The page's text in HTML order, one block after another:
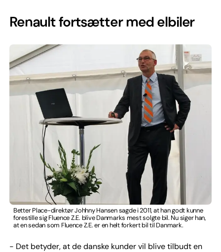
Renault fortsætter med elbiler
Better Place-direktør Johhny Hansen sagde i 2011, at han godt kunne
forestille sig Fluence Z.E. blive Danmarks mest solgte bil. Nu siger han,
at en sedan som Fluence Z.E. er en helt forkert bil til Danmark.
- Det betyder, at de danske kunder vil blive tilbudt en